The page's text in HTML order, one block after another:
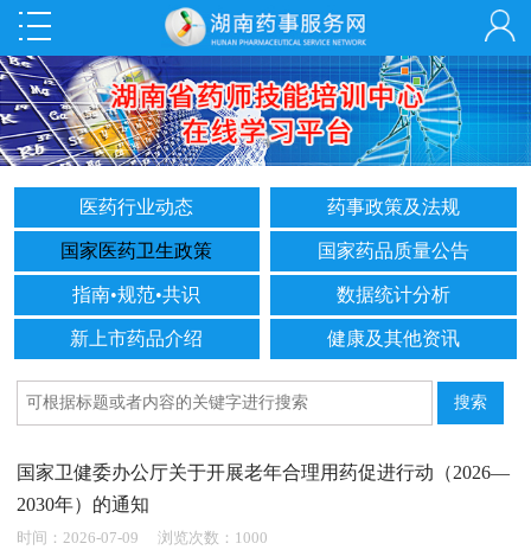
医药行业动态 药事政策及法规
国家医药卫生政策 国家药品质量公告
指南•规范•共识 数据统计分析
新上市药品介绍 健康及其他资讯
国家卫健委办公厅关于开展老年合理用药促进行动（2026—
2030年）的通知
时间：2026-07-09 浏览次数：1000